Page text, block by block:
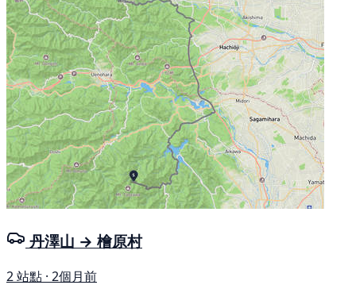
丹澤山 → 檜原村
2 站點 · 2個月前